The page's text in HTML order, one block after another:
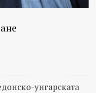
унгарската